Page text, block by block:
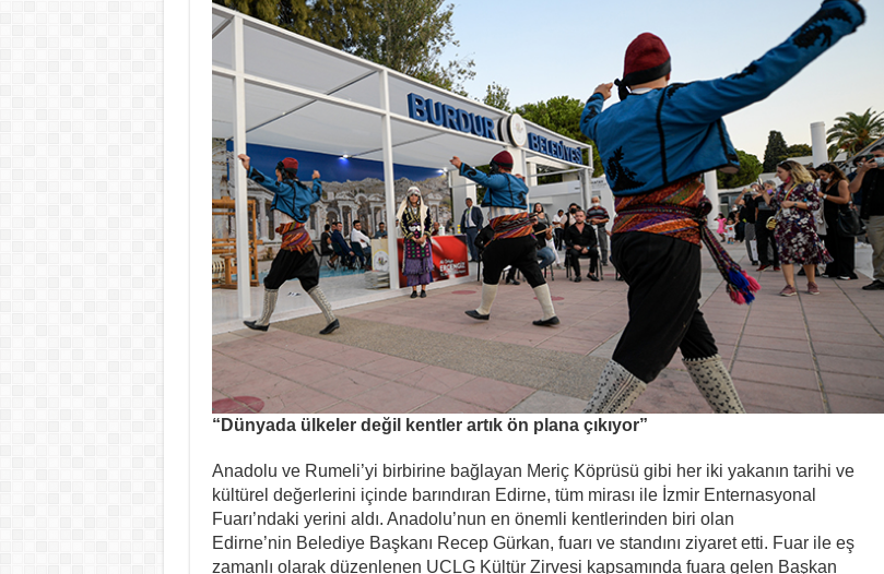
“Dünyada ülkeler değil kentler artık ön plana çıkıyor”
Anadolu ve Rumeli’yi birbirine bağlayan Meriç Köprüsü gibi her iki yakanın tarihi ve
kültürel değerlerini içinde barındıran Edirne, tüm mirası ile İzmir Enternasyonal
Fuarı’ndaki yerini aldı. Anadolu’nun en önemli kentlerinden biri olan
Edirne’nin Belediye Başkanı Recep Gürkan, fuarı ve standını ziyaret etti. Fuar ile eş
zamanlı olarak düzenlenen UCLG Kültür Zirvesi kapsamında fuara gelen Başkan